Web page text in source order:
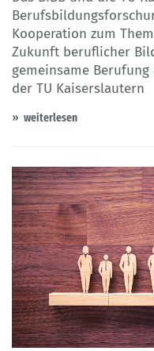
Kooperation zum
Zukunft beruflicher
gemeinsame
der TU Kaiserslautern
weiterlesen